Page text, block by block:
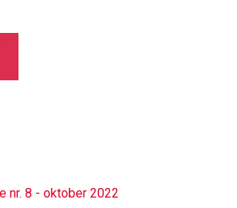
nr. 8 - oktober 2022